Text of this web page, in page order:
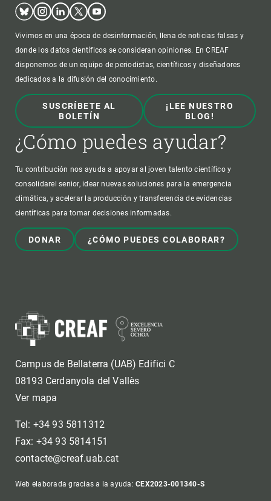
BlueskyInstagram
LinkedinTwitterYoutube
Vivimos en una época de desinformación, llena de noticias falsas y
donde los datos científicos se consideran opiniones. En CREAF
disponemos de un equipo de periodistas, científicos y diseñadores
dedicados a la difusión del conocimiento.
SUSCRÍBETE AL
BOLETÍN
¡LEE NUESTRO
BLOG!
¿Cómo puedes ayudar?
Tu contribución nos ayuda a apoyar al joven talento científico y
consolidarel senior, idear nuevas soluciones para la emergencia
climática, y acelerar la producción y transferencia de evidencias
científicas para tomar decisiones informadas.
DONAR ¿CÓMO PUEDES COLABORAR?
Campus de Bellaterra (UAB) Edifici C
08193 Cerdanyola del Vallès
Ver mapa
Tel: +34 93 5811312
Fax: +34 93 5814151
contacte@creaf.uab.cat
Web elaborada gracias a la ayuda:CEX2023-001340-S